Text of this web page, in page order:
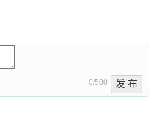
0/500 发 布